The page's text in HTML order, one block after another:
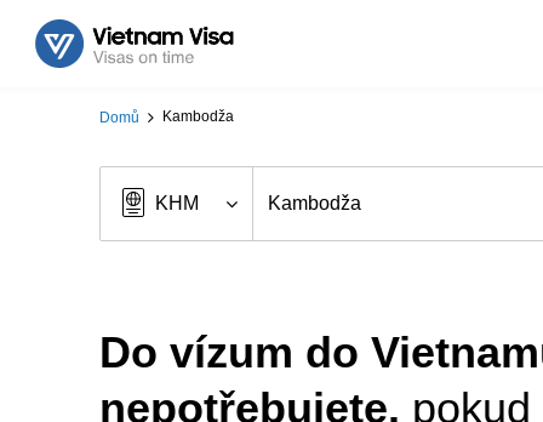
Domů Kambodža
Do vízum do
nepotřebujete. pokud